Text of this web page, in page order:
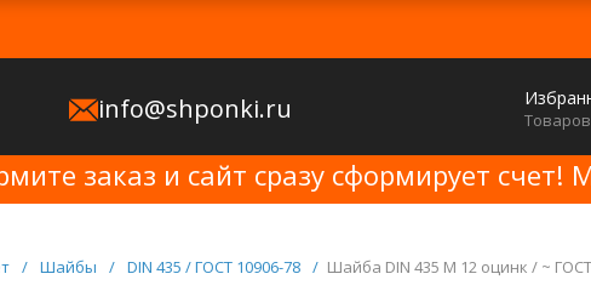
info@shponki.ru
заказ и сайт сразу сформирует
/ Шайбы / DIN 435 / ГОСТ 10906-78 / Шайба DIN 435 M 12 оцинк / ~ ГОСТ